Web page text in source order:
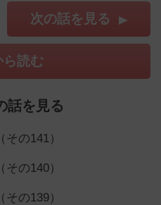
次の話を見る
ら読む
話を見る
の141）
の140）
の139）